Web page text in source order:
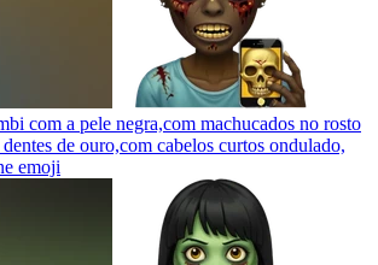
com a pele negra,com machucados no rosto
de ouro,com cabelos curtos ondulado,
emoji